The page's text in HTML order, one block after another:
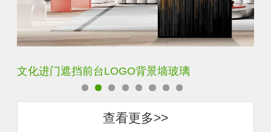
文化进门遮挡前台LOGO背景墙玻璃
查看更多>>